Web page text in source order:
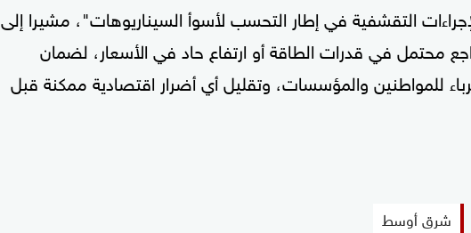
التقشفية في إطار التحسب لأسوأ السيناريوهات"، مشيرا إلى
محتمل في قدرات الطاقة أو ارتفاع حاد في الأسعار، لضمان
للمواطنين والمؤسسات، وتقليل أي أضرار اقتصادية ممكنة قبل
شرق أوسط